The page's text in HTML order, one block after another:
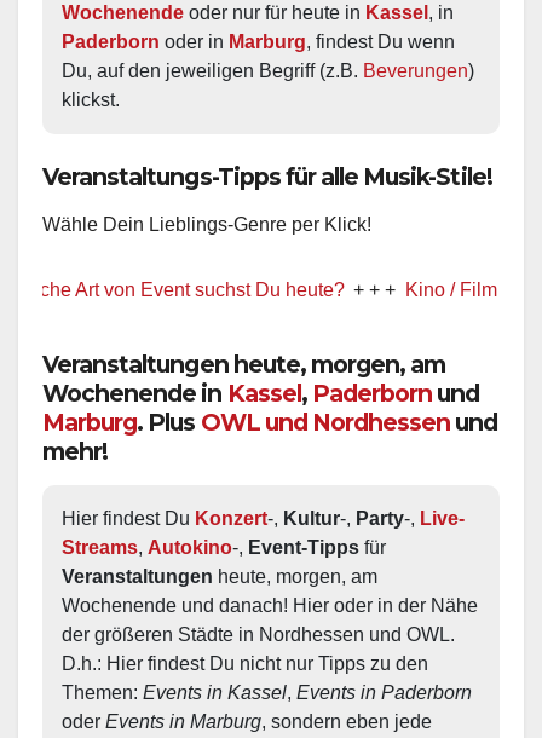
Wochenende oder nur für heute in Kassel
Paderborn oder in Marburg, findest Du wenn
Du, auf den jeweiligen Begriff (z.B. Beverungen)
klickst.
Veranstaltungs-Tipps für alle Musik-Stile!
Wähle Dein Lieblings-Genre per Klick!
von Event suchst Du heute? + + + Kino / Film + + + Ww
Veranstaltungen heute, morgen, am
Wochenende in Kassel, Paderborn und
Marburg. Plus OWL und Nordhessen und
mehr!
Hier findest Du Konzert-, Kultur-, Party-, Live-
Streams, Autokino-, Event-Tipps
Veranstaltungen heute, morgen, am
Wochenende und danach! Hier oder in der Nähe
der größeren Städte in Nordhessen und OWL.
D.h.: Hier findest Du nicht nur Tipps zu den
Themen: Events in Kassel, Events in Paderborn
oder Events in Marburg, sondern eben jede